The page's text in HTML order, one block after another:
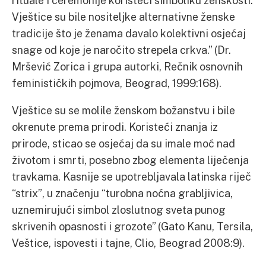
Vještice su bile nositeljke alternativne ženske
tradicije što je ženama davalo kolektivni osjećaj
snage od koje je naročito strepela crkva.” (Dr.
Mršević Zorica i grupa autorki, Rečnik osnovnih
feminističkih pojmova, Beograd, 1999:168).
Vještice su se molile ženskom božanstvu i bile
okrenute prema prirodi. Koristeći znanja iz
prirode, sticao se osjećaj da su imale moć nad
životom i smrti, posebno zbog elementa liječenja
travkama. Kasnije se upotrebljavala latinska riječ
“strix”, u značenju “turobna noćna grabljivica,
uznemirujući simbol zloslutnog sveta punog
skrivenih opasnosti i grozote” (Gato Kanu, Tersila,
Veštice, ispovesti i tajne, Clio, Beograd 2008:9).